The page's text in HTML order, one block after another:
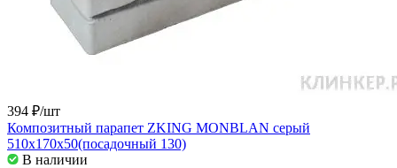
394 ₽/шт
Композитный парапет ZKING MONBLAN серый
510x170x50(посадочный 130)
В наличии